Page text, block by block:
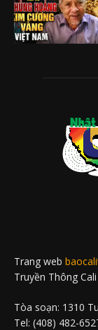
Trang web
Truyền Thông
Tòa soạn: 1310
Tel: (408) 482-